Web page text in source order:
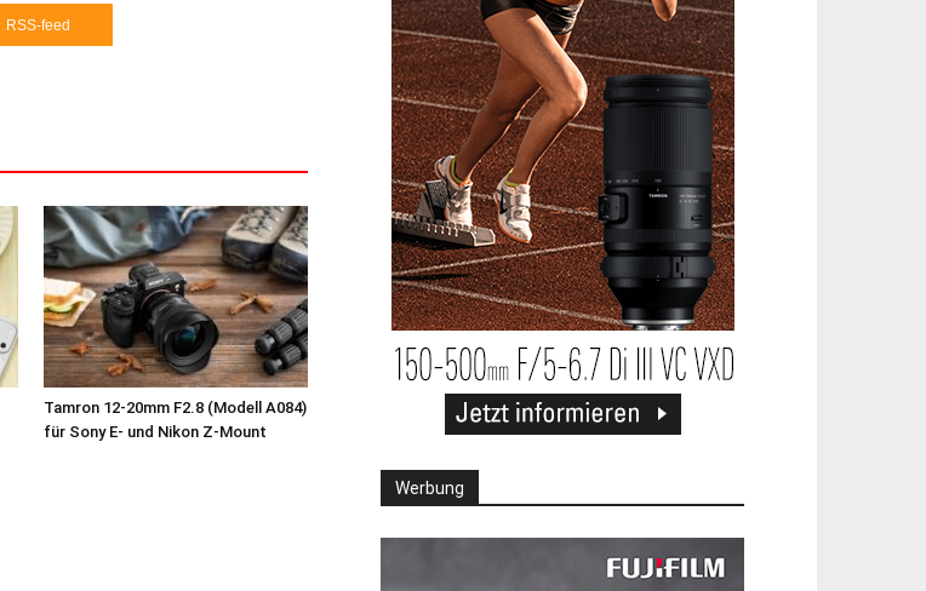
RSS-feed
Tamron 12-20mm F2.8 (Modell A084)
für Sony E- und Nikon Z-Mount
Werbung